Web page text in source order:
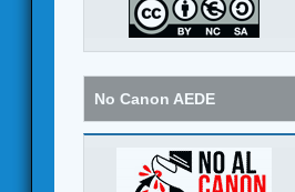
No Canon AEDE